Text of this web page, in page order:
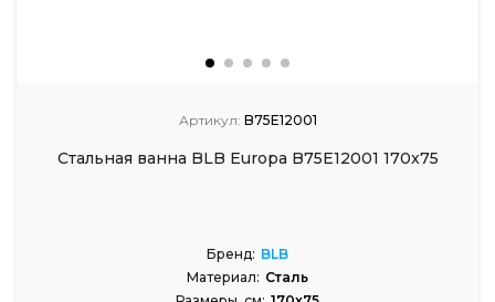
Артикул: B75E12001
Стальная ванна BLB Europa B75E12001 170x75
Бренд: BLB
Материал: Сталь